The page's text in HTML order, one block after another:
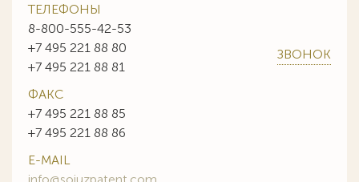
ТЕЛЕФОНЫ
8-800-555-42-53
+7 495 221 88 80
+7 495 221 88 81
ЗВОНОК
ФАКС
+7 495 221 88 85
+7 495 221 88 86
E-MAIL